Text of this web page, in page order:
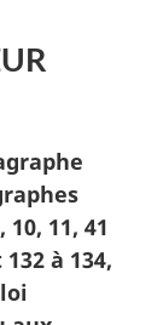
11, 41
à 134,